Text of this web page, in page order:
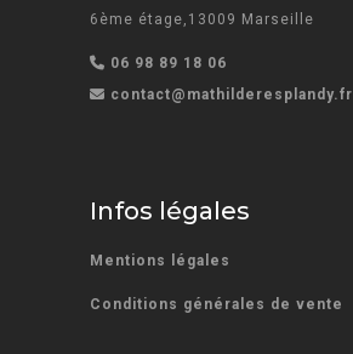
6ème étage,13009 Marseille
06 98 89 18 06
contact@mathilderesplandy.fr
Infos légales
Mentions légales
Conditions générales de vente